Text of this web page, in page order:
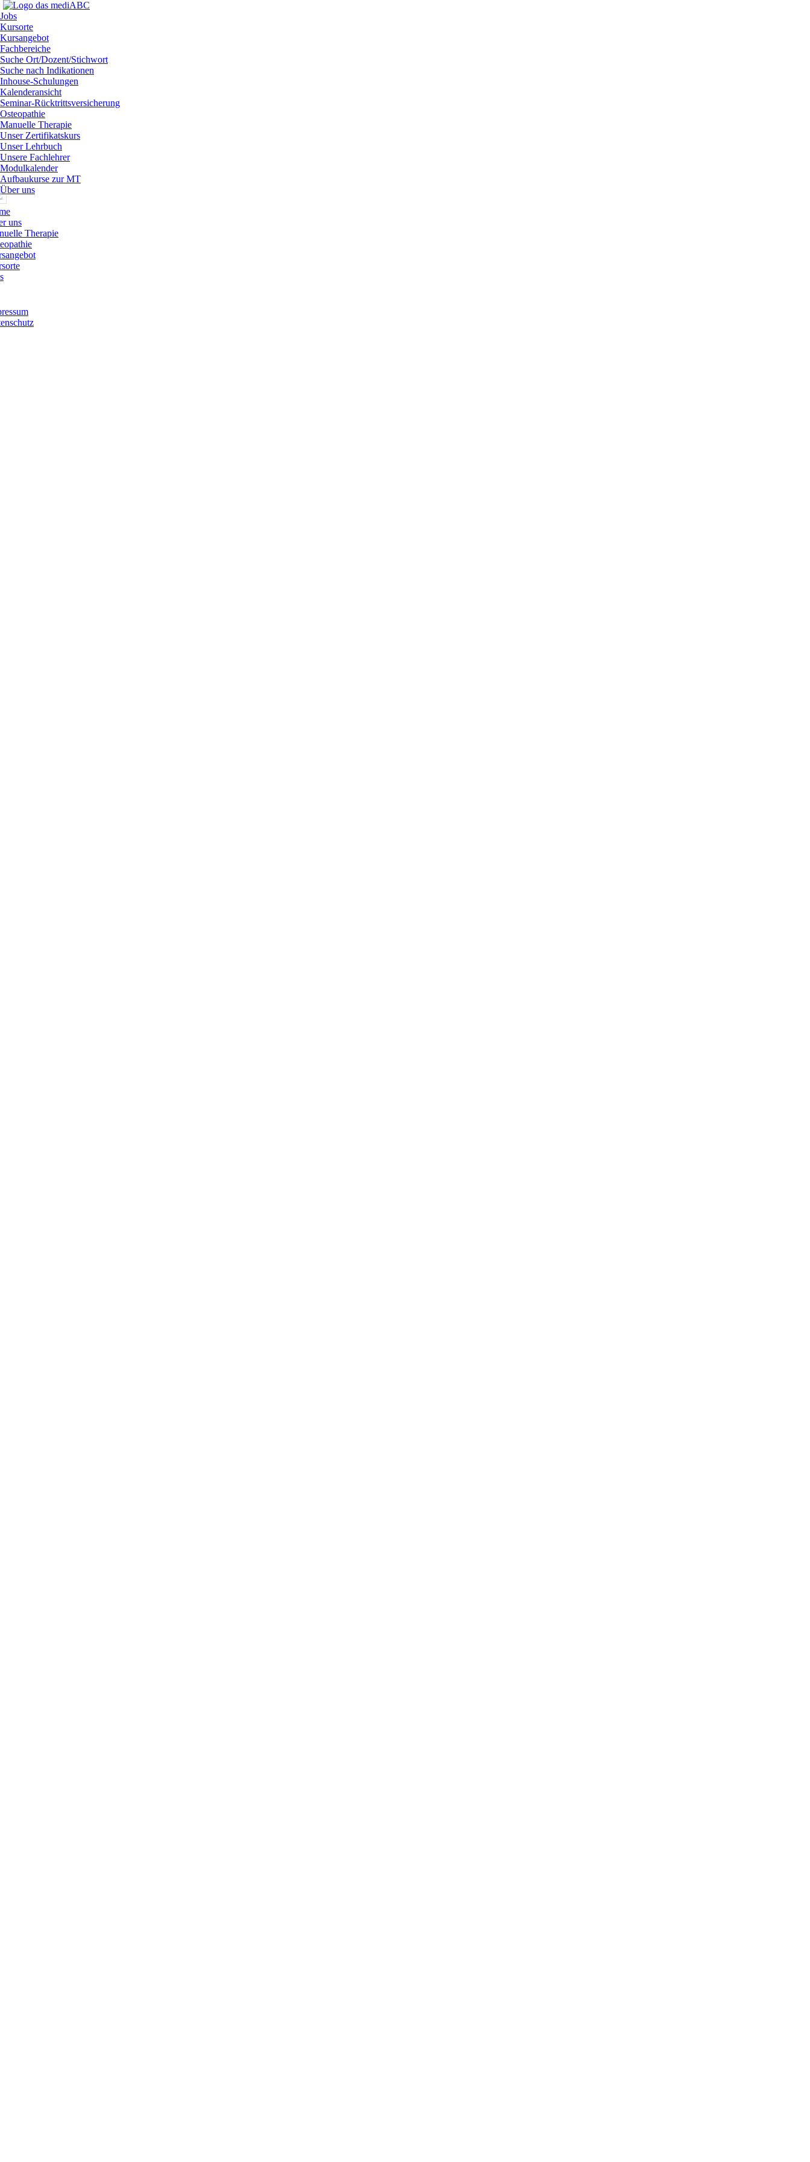
Jobs
Kursorte
Kursangebot
Fachbereiche
Suche Ort/Dozent/Stichwort
Suche nach Indikationen
Inhouse-Schulungen
Kalenderansicht
Seminar-Rücktrittsversicherung
Osteopathie
Manuelle Therapie
Unser Zertifikatskurs
Unser Lehrbuch
Unsere Fachlehrer
Modulkalender
Aufbaukurse zur MT
Über uns
uns
Therapie